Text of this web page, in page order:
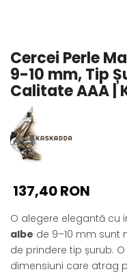
Pandantive cu Perle
Brose cu Perle
Cercei Perle
9-10 mm, Tip
Calitate AAA |
137,40 RON
O alegere elegantă cu
albe de 9–10 mm sunt
de prindere tip șurub.
dimensiuni care atrag